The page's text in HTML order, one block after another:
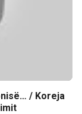
/ Koreja